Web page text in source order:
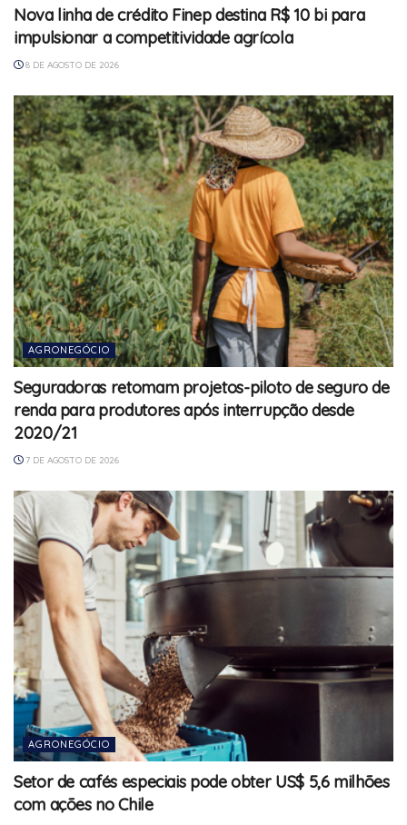
Nova linha de crédito Finep destina R$ 10 bi para
impulsionar a competitividade agrícola
8 DE AGOSTO DE 2026
AGRONEGÓCIO
Seguradoras retomam projetos-piloto de seguro de
renda para produtores após interrupção desde
2020/21
7 DE AGOSTO DE 2026
AGRONEGÓCIO
Setor de cafés especiais pode obter US$ 5,6 milhões
com ações no Chile